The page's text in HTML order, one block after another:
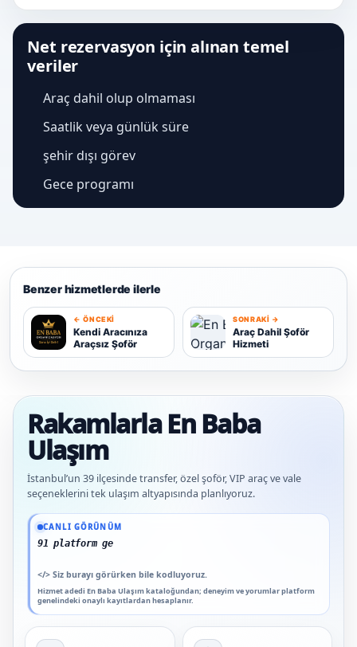
Net rezervasyon için alınan temel
veriler
Araç dahil olup olmaması
Saatlik veya günlük süre
şehir dışı görev
Gece programı
Benzer hizmetlerde ilerle
K
← ÖNCEKI
Kendi Aracınıza
Araçsız Şoför
A
SONRAKI →
Araç Dahil Şoför
Hizmeti
Rakamlarla En Baba
Ulaşım
İstanbul’un 39 ilçesinde transfer, özel şoför, VIP araç ve vale
seçeneklerini tek ulaşım altyapısında planlıyoruz.
CANLI GÖRÜNÜM
91 platform genelinde onaylı yoru
</> Siz burayı görürken bile kodluyoruz.
Hizmet adedi En Baba Ulaşım kataloğundan; deneyim ve yorumlar platform
genelindeki onaylı kayıtlardan hesaplanır.
Güncel veriler: 1.291+ En Baba ağı hizmet deneyimi; 91 platform genelinde